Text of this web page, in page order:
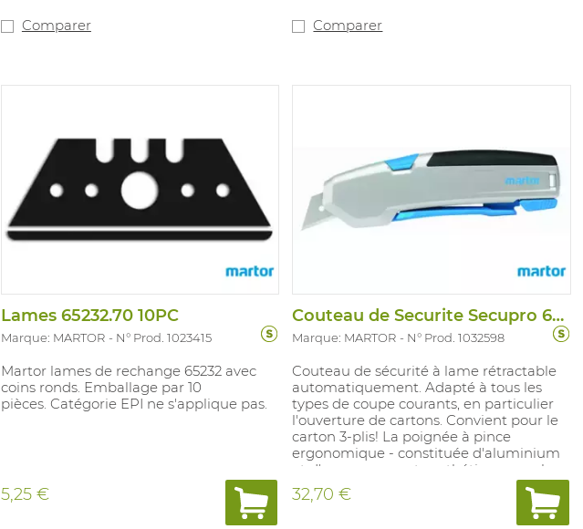
Comparer Comparer
Lames 65232.70 10PC
Marque: MARTOR N° Prod. 1023415
Martor lames de rechange 65232 avec
coins ronds. Emballage par 10
pièces. Catégorie EPI ne s'applique pas.
5,25 €
Couteau de Securite Secupro 625
Marque: MARTOR N° Prod. 1032598
Couteau de sécurité à lame rétractable
automatiquement. Adapté à tous les
types de coupe courants, en particulier
l'ouverture de cartons. Convient pour le
carton 3-plis! La poignée à pince
ergonomique - constituée d'aluminium
et d'un composant synthétique souple -
permet une prise en main agréable et
antidérapante. Utilisable par droitiers et
gauchers. Changement de lame simple
32,70 €